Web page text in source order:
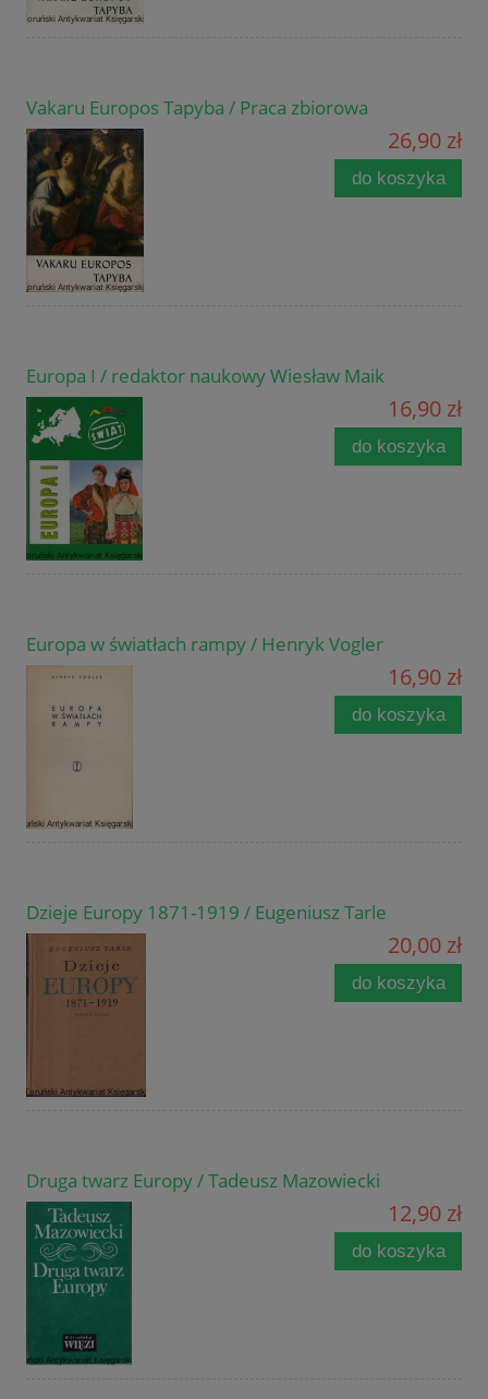
Vakaru Europos Tapyba / Praca zbiorowa
26,90 zł
do koszyka
Europa I / redaktor naukowy Wiesław Maik
16,90 zł
do koszyka
Europa w światłach rampy / Henryk Vogler
16,90 zł
do koszyka
Dzieje Europy 1871-1919 / Eugeniusz Tarle
20,00 zł
do koszyka
Druga twarz Europy / Tadeusz Mazowiecki
12,90 zł
do koszyka